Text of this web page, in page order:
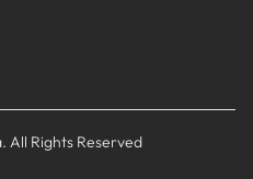
All Rights Reserved